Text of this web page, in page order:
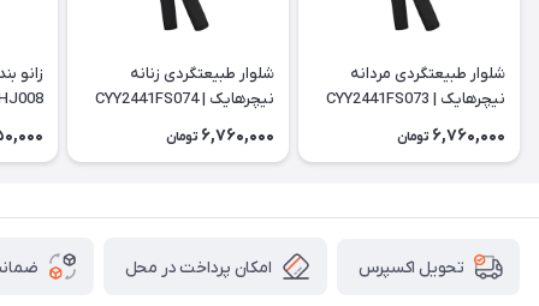
شلوار طبیعتگردی مردانه
نیچرهایک | CYY2441FS073
6,760,000 تومان
شلوار طبیعتگردی زنانه
نیچرهایک | CYY2441FS074
6,760,000 تومان
زانو
تحویل اکسپرس امکان پرداخت در محل